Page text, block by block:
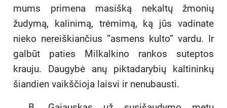
mums primena masišką nekaltų žmonių
žudymą, kalinimą, trėmimą, ką jūs vadinate
nieko nereiškiančius ”asmens kulto” vardu. Ir
galbūt paties Milkalkino rankos suteptos
krauju. Daugybė anų piktadarybių kaltininkų
šiandien vaikščioja laisvi ir nenubausti.